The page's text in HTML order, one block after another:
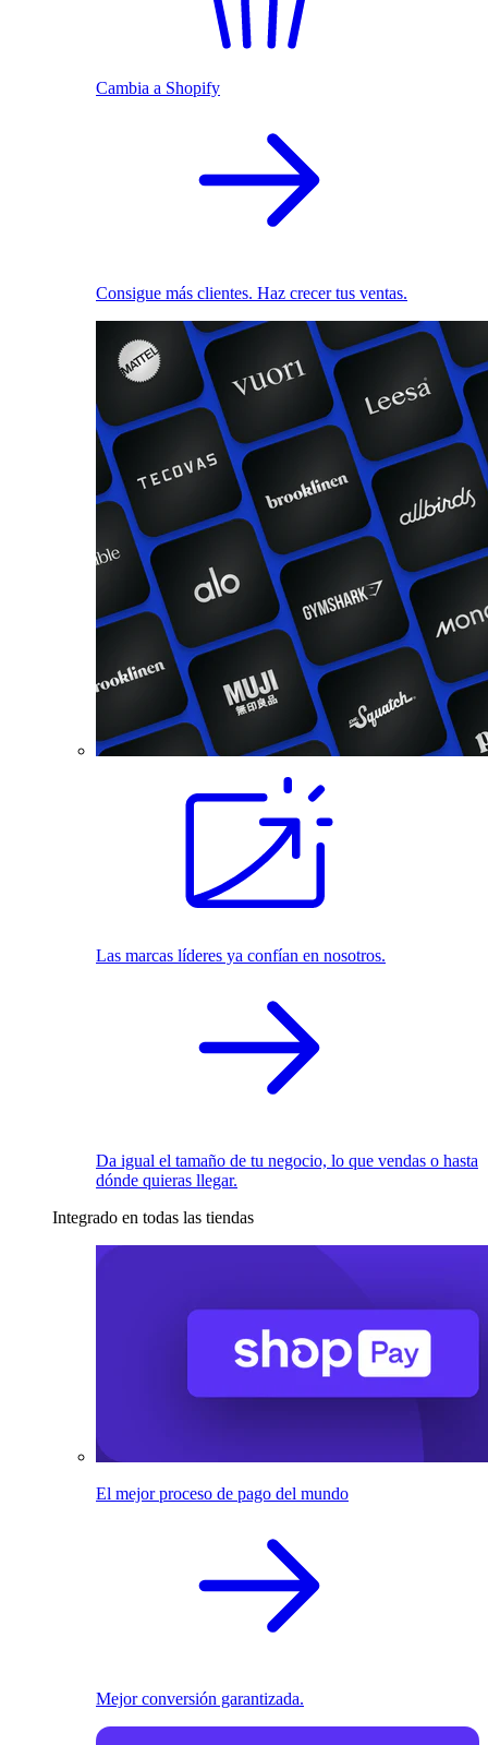
Cambia a Shopify
Consigue más clientes. Haz crecer tus ventas.
Las marcas líderes ya confían en nosotros.
Da igual el tamaño de tu negocio, lo que vendas o hasta
dónde quieras llegar.
Integrado en todas las tiendas
El mejor proceso de pago del mundo
Mejor conversión garantizada.